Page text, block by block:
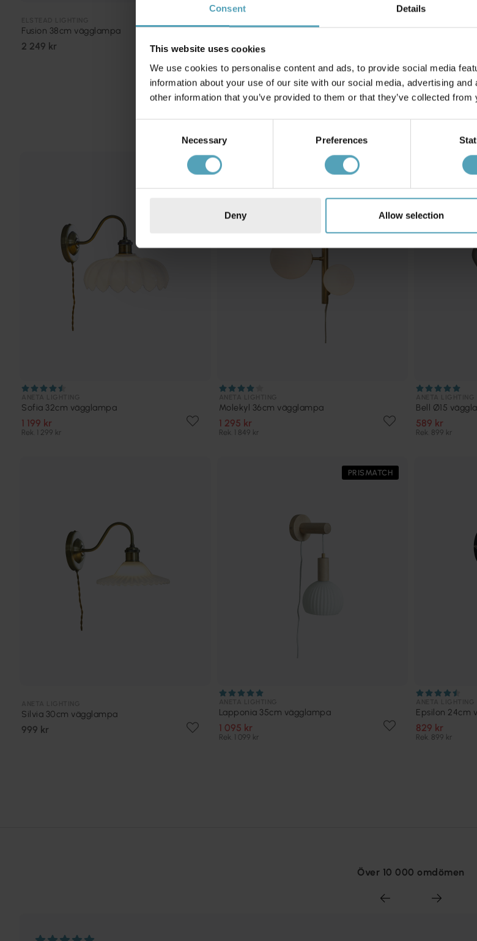
Consent Details
This website uses cookies
We use cookies to personalise content and ads, to provide social media
information about your use of our site with our social media, advertising
other information that you’ve provided to them or that they’ve collected
Necessary Preferences
Deny Allow selection
Fusion 38cm vägglampa
2 249 kr
Grace 50cm vägglampa
578 kr
Rek. 799 kr
Futura 52cm
PRISMATCH
Sofia 32cm vägglampa
1 199 kr
Rek. 1 299 kr
PRISMATCH
Molekyl 36cm vägglampa
1 295 kr
Rek. 1 849 kr
Bell Ø15
589 kr
Rek. 899 kr
Silvia 30cm vägglampa
999 kr
PRISMATCH
Lapponia 35cm vägglampa
1 095 kr
Rek. 1 099 kr
Epsilon 24cm
829 kr
Rek. 899 kr
Över 10 000 omdömen